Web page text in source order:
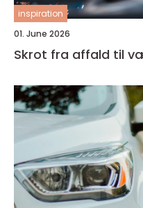
inspiration
01. June 2026
Skrot fra affald